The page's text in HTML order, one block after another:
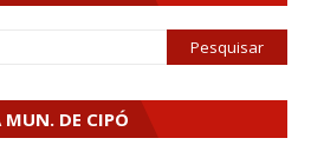
MUN. DE CIPÓ